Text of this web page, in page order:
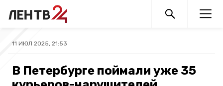
11 ИЮЛ 2025, 21:53
В Петербурге поймали уже 35